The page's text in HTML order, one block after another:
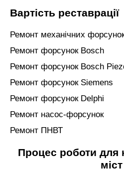
Вартість реставрації
Ремонт механічних
Ремонт форсунок Bosch
Ремонт форсунок Bosch
Ремонт форсунок Siemens
Ремонт форсунок Delphi
Ремонт насос-форсунок
Ремонт ПНВТ
Процес роботи для
міст